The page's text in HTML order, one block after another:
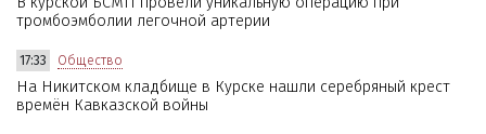
тромбоэмболии легочной артерии
17:33 Общество
На Никитском кладбище в Курске нашли серебряный крест
времён Кавказской войны